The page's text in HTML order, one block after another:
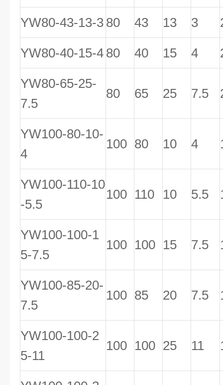
YW80-43-13-3 80 43 13 3
YW80-40-15-4 80 40 15 4
YW80-65-25-
7.5
80 65 25 7.5
YW100-80-10-
4
100 80 10 4
YW100-110-10
-5.5
100 110 10 5.5
YW100-100-1
5-7.5
100 100 15 7.5
YW100-85-20-
7.5
100 85 20 7.5
YW100-100-2
5-11
100 100 25 11